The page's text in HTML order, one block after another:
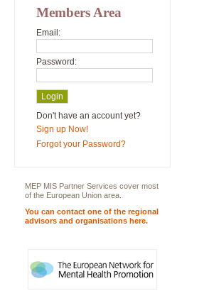
Members Area
Email:
Password:
Don't have an account yet?
Sign up Now!
Forgot your Password?
MEP MIS Partner Services cover most
of the European Union area.
You can contact one of the regional
advisors and organisations here.